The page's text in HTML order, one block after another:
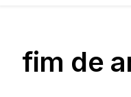
fim de